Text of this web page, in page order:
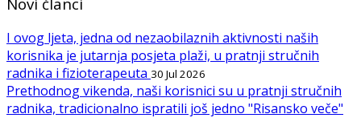
I ovog ljeta, jedna od nezaobilaznih aktivnosti naših
korisnika je jutarnja posjeta plaži, u pratnji stručnih
radnika i fizioterapeuta 30 Jul 2026
Prethodnog vikenda, naši korisnici su u pratnji stručnih
radnika, tradicionalno ispratili još jedno "Risansko veče"